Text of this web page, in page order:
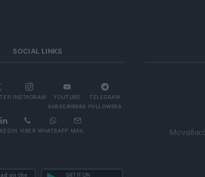
SOCIAL LINKS
INSTAGRAM YOUTUBE
SUBSCRIBERS
TELEGRAM
FOLLOWERS
VIBER WHATSAPP MAIL